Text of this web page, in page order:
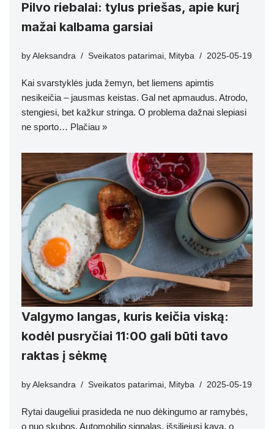
Pilvo riebalai: tylus priešas, apie kurį
mažai kalbama garsiai
by Aleksandra Sveikatos patarimai Mityba 2025-05-19
Kai svarstyklės juda žemyn, bet liemens apimtis
nesikeičia – jausmas keistas. Gal net apmaudus. Atrodo,
stengiesi, bet kažkur stringa. O problema dažnai slepiasi
ne sporto… Plačiau »
Valgymo langas, kuris keičia viską:
kodėl pusryčiai 11:00 gali būti tavo
raktas į sėkmę
by Aleksandra Sveikatos patarimai Mityba 2025-05-19
Rytai daugeliui prasideda ne nuo dėkingumo ar ramybės,
o nuo skubos. Automobilio signalas, išsiliejusi kava, o